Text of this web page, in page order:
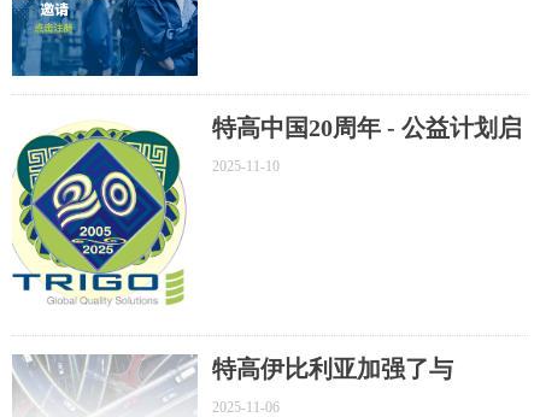
特高中国20周年 - 公益计划启
动
2025-11-10
特高伊比利亚加强了与
SERNAUTO 的合作，并将其
2025-11-06